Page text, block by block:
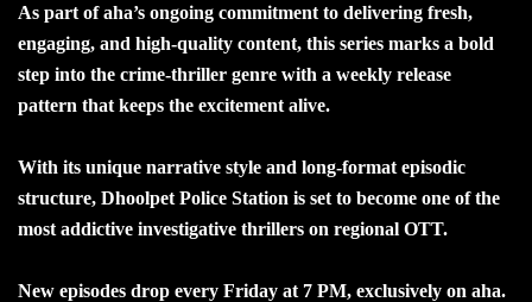
As part of aha’s ongoing commitment to delivering fresh,
engaging, and high-quality content, this series marks a bold
step into the crime-thriller genre with a weekly release
pattern that keeps the excitement alive.
With its unique narrative style and long-format episodic
structure, Dhoolpet Police Station is set to become one of the
most addictive investigative thrillers on regional OTT.
New episodes drop every Friday at 7 PM, exclusively on aha.